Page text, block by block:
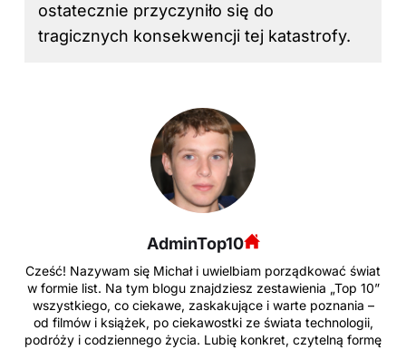
ostatecznie przyczyniło się do
tragicznych konsekwencji tej katastrofy.
AdminTop10
Cześć! Nazywam się Michał i uwielbiam porządkować świat
w formie list. Na tym blogu znajdziesz zestawienia „Top 10”
wszystkiego, co ciekawe, zaskakujące i warte poznania –
od filmów i książek, po ciekawostki ze świata technologii,
podróży i codziennego życia. Lubię konkret, czytelną formę